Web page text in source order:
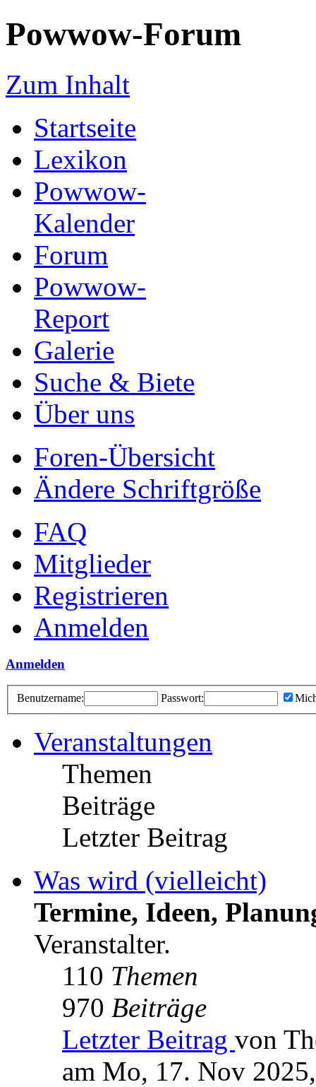
Powwow-Forum
Zum Inhalt
Startseite
Lexikon
Powwow-
Kalender
Forum
Powwow-
Report
Galerie
Suche & Biete
Über uns
Foren-Übersicht
Ändere Schriftgröße
FAQ
Mitglieder
Registrieren
Anmelden
Anmelden
Benutzername: Passwort:
Veranstaltungen
Themen
Beiträge
Letzter Beitrag
Was wird (vielleicht)
Termine, Ideen,
Veranstalter.
110 Themen
970 Beiträge
Letzter Beitrag von
am Mo, 17. Nov